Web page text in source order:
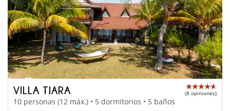
VILLA TIARA (8 opiniones)
10 personas (12 máx.) • 5 dormitorios • 5 baños